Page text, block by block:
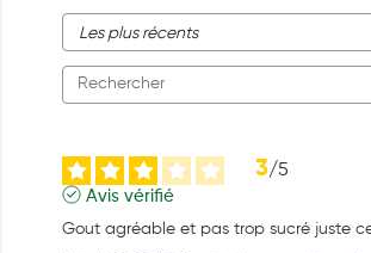
3/5
Avis vérifié
Gout agréable et pas trop sucré juste